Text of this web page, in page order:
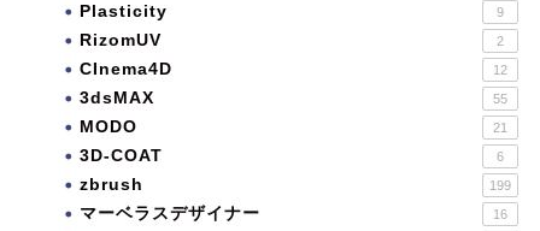
Plasticity 9
RizomUV 2
CInema4D 12
3dsMAX 55
MODO 21
3D-COAT 6
zbrush 199
マーベラスデザイナー 16